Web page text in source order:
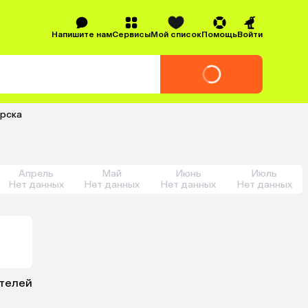
Напишите намСервисыМой списокПомощьВойти
Апрель
Нет данных
Май
Нет данных
Июнь
Нет данных
Июль
Нет данных